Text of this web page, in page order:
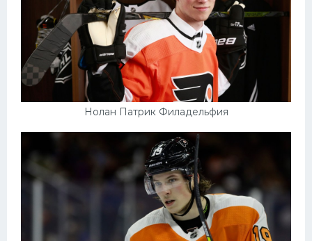
Нолан Патрик Филадельфия
Тренажеры
Интерьер квартиры